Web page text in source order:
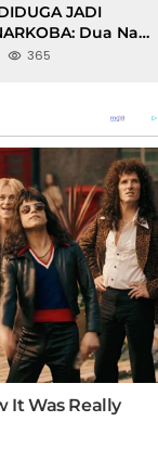
JADI
Dua Napi
Gunakan HP,
365